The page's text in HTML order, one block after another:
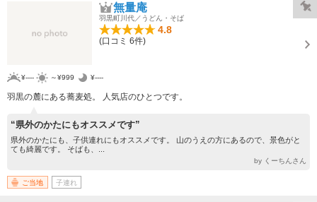
無量庵
羽黒町川代／うどん・そば
4.8
(口コミ 6件)
¥---- ～¥999 ¥----
羽黒の麓にある蕎麦処。 人気店のひとつです。
“県外のかたにもオススメです”
県外のかたにも、子供連れにもオススメです。 山のうえの方にあるので、景色がと
ても綺麗です。 そばも、...
by くーちんさん
ご当地 子連れ